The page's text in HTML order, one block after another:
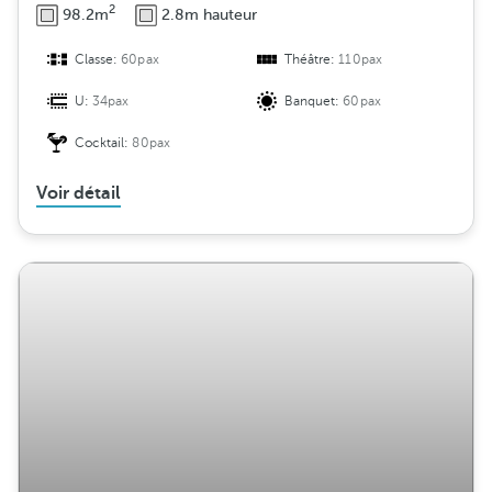
98.2m2 2.8m hauteur
Classe:60pax Théâtre:110pax
U:34pax Banquet:60pax
Cocktail:80pax
Voir détail